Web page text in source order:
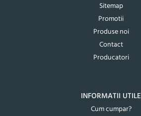
Sitemap
Promotii
Produse noi
Contact
Producatori
INFORMATII UTILE
Cum cumpar?